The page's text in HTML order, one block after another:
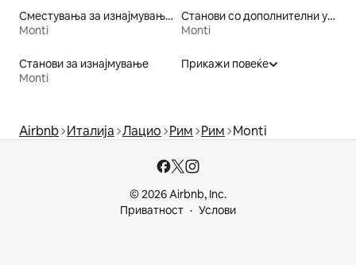
Сместувања за изнајмување со сауна
Monti
Станови со дополнителни услуги за изнајмување
Monti
Станови за изнајмување
Monti
Прикажи повеќе
Airbnb Италија Лацио Рим Рим Monti
© 2026 Airbnb, Inc.
Приватност
Услови